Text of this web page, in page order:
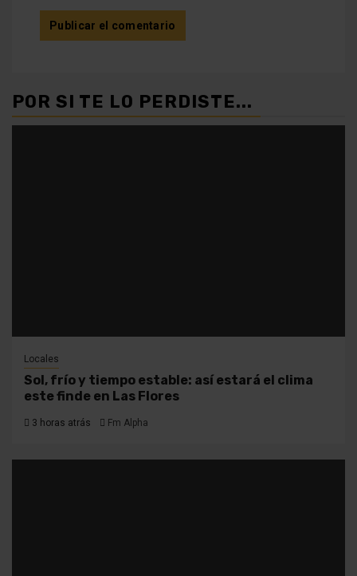
POR SI TE LO PERDISTE...
Locales
Sol, frío y tiempo estable: así estará el clima
este finde en Las Flores
3 horas atrás Fm Alpha